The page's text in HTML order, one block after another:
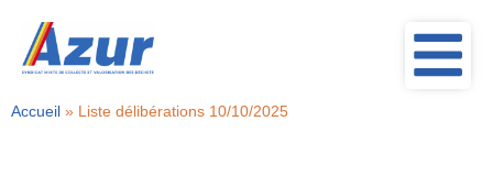
Accueil » Liste délibérations 10/10/2025